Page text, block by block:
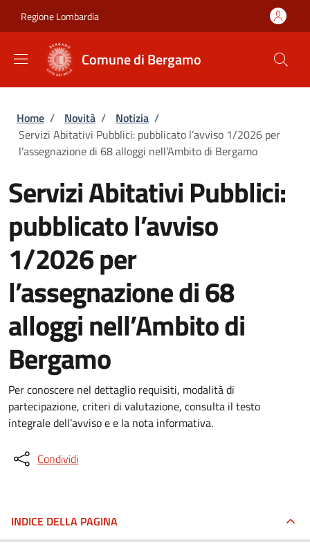
Regione Lombardia
Comune di Bergamo
Briciole di pane
Home / Novità / Notizia /
Servizi Abitativi Pubblici: pubblicato l’avviso 1/2026 per
l’assegnazione di 68 alloggi nell’Ambito di Bergamo
Servizi Abitativi Pubblici:
pubblicato l’avviso
1/2026 per
l’assegnazione di 68
alloggi nell’Ambito di
Bergamo
Per conoscere nel dettaglio requisiti, modalità di
partecipazione, criteri di valutazione, consulta il testo
integrale dell’avviso e e la nota informativa.
Condividi
INDICE DELLA PAGINA